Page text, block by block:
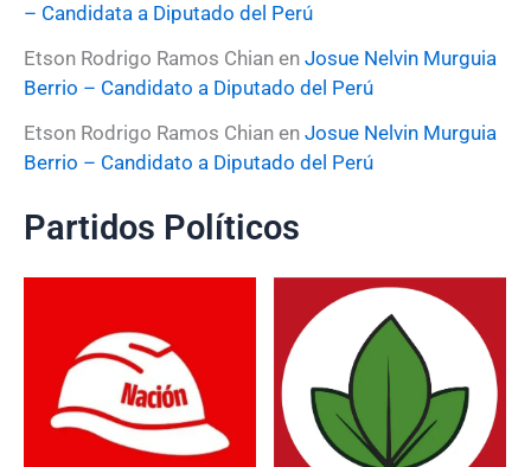
– Candidata a Diputado del Perú
Etson Rodrigo Ramos Chian en Josue Nelvin Murguia
Berrio – Candidato a Diputado del Perú
Etson Rodrigo Ramos Chian en Josue Nelvin Murguia
Berrio – Candidato a Diputado del Perú
Partidos Políticos